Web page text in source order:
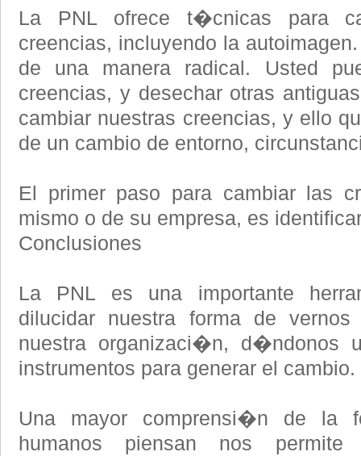
La PNL ofrece t�cnicas para
creencias, incluyendo la
de una manera radical. Usted
creencias, y desechar otras
cambiar nuestras creencias, y ello
de un cambio de entorno,
El primer paso para cambiar las
mismo o de su empresa, es
Conclusiones
La PNL es una importante
dilucidar nuestra forma de
nuestra organizaci�n, d�ndonos
instrumentos para generar el cambio.
Una mayor comprensi�n de la
humanos piensan nos permite